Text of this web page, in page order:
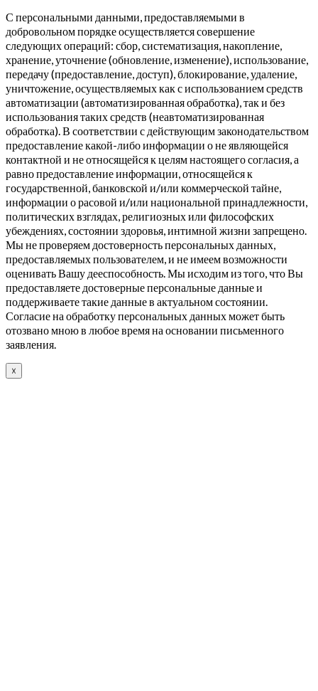
С персональными данными, предоставляемыми в
добровольном порядке осуществляется совершение
следующих операций: сбор, систематизация, накопление,
хранение, уточнение (обновление, изменение), использование,
передачу (предоставление, доступ), блокирование, удаление,
уничтожение, осуществляемых как с использованием средств
автоматизации (автоматизированная обработка), так и без
использования таких средств (неавтоматизированная
обработка). В соответствии с действующим законодательством
предоставление какой-либо информации о не являющейся
контактной и не относящейся к целям настоящего согласия, а
равно предоставление информации, относящейся к
государственной, банковской и/или коммерческой тайне,
информации о расовой и/или национальной принадлежности,
политических взглядах, религиозных или философских
убеждениях, состоянии здоровья, интимной жизни запрещено.
Мы не проверяем достоверность персональных данных,
предоставляемых пользователем, и не имеем возможности
оценивать Вашу дееспособность. Мы исходим из того, что Вы
предоставляете достоверные персональные данные и
поддерживаете такие данные в актуальном состоянии.
Согласие на обработку персональных данных может быть
отозвано мною в любое время на основании письменного
заявления.
☓